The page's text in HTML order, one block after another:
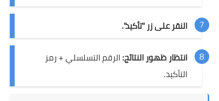
النقر على زر "تأكيد".
انتظار ظهور النتائج:الرقم التسلسلي + رمز
التأكيد.